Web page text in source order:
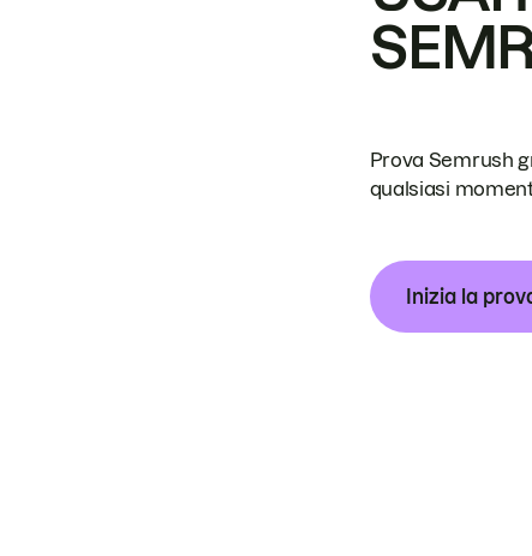
Prova Semrush
qualsiasi
Inizia la